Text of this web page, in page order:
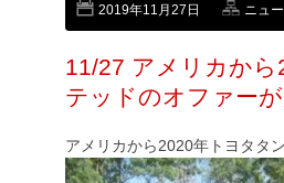
2019年11月27日 ニュ
11/27 アメリカか
テッドのオファー
アメリカから2020年トヨタタ